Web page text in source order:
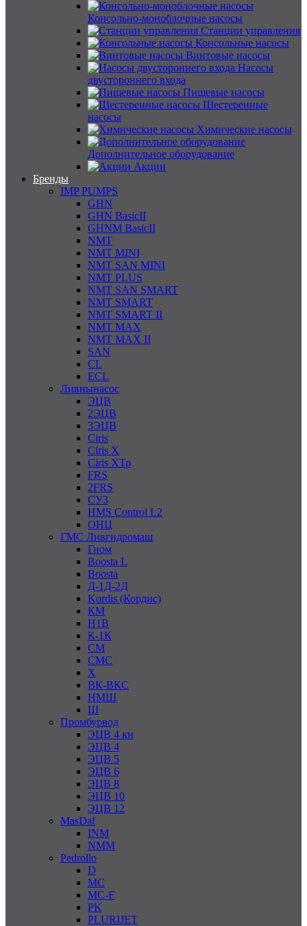
Консольно-моноблочные насосы
Станции управления
Консольные насосы
Винтовые насосы
Насосы
двустороннего входа
Пищевые насосы
Шестеренные
насосы
Химические насосы
Дополнительное оборудование
Акции
Бренды
IMP PUMPS
GHN
GHN BasicII
GHNM BasicII
NMT
NMT MINI
NMT SAN MINI
NMT PLUS
NMT SAN SMART
NMT SMART
NMT SMART II
NMT MAX
NMT MAX II
SAN
CL
ECL
Ливнынасос
ЭЦВ
2ЭЦВ
3ЭЦВ
Ciris
Ciris X
Ciris ХТр
FRS
2FRS
СУЗ
HMS Control L2
ОНЦ
ГМС Ливгидромаш
Гном
Boosta L
Boosta
Д-1Д-2Д
Kordis (Кордис)
КМ
Н1В
К-1К
СМ
СМС
Х
ВК-ВКС
НМШ
Ш
Промбурвод
ЭЦВ 4 кн
ЭЦВ 4
ЭЦВ 5
ЭЦВ 6
ЭЦВ 8
ЭЦВ 10
ЭЦВ 12
MasDaf
INM
NMM
Pedrollo
D
MC
MC-F
PK
PLURIJET